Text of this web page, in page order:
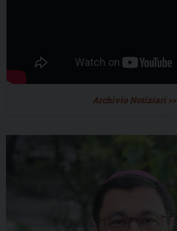
Archivio Notiziari >>